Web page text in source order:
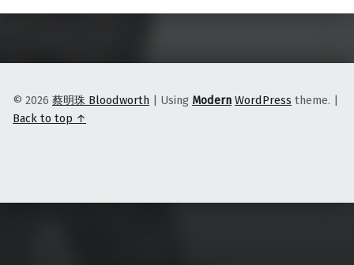
© 2026 蔡明珠 Bloodworth | Using Modern WordPress theme. |
Back to top ↑